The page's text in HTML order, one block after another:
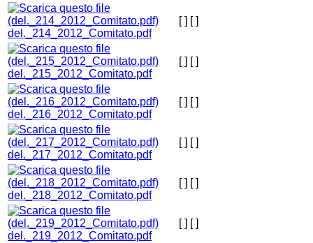
del._214_2012_Comitato.pdf
[ ] [ ]
del._215_2012_Comitato.pdf
[ ] [ ]
del._216_2012_Comitato.pdf
[ ] [ ]
del._217_2012_Comitato.pdf
[ ] [ ]
del._218_2012_Comitato.pdf
[ ] [ ]
del._219_2012_Comitato.pdf
[ ] [ ]